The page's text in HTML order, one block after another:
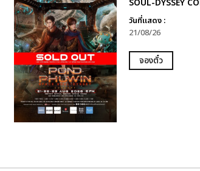
SOUL-DYSSEY
วันที่แสดง :
21/08/26
จองตั๋ว